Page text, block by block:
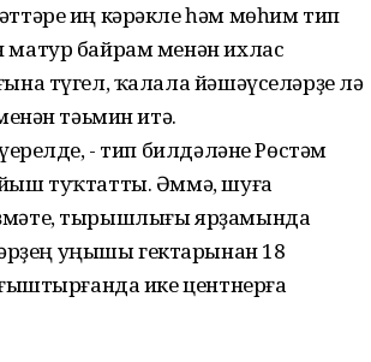
иң кәрәкле һәм мөһим тип
матур байрам менән ихлас
түгел, ҡалала йәшәүселәрҙе лә
тәьмин итә.
- тип билдәләне Рөстәм
туҡтатты. Әммә, шуға
тырышлығы ярҙамында
уңышы гектарынан 18
ике центнерға